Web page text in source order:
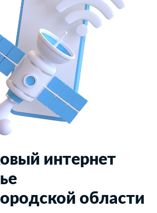
интернет
области